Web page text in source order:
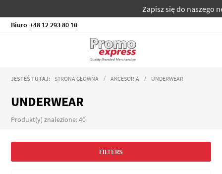
Zapisz się do naszego
Biuro +48 12 293 80 10
JESTEŚ TUTAJ: STRONA GŁÓWNA AKCESORIA UNDERWEAR
UNDERWEAR
Produkt(y) znalezione: 40
FILTERS